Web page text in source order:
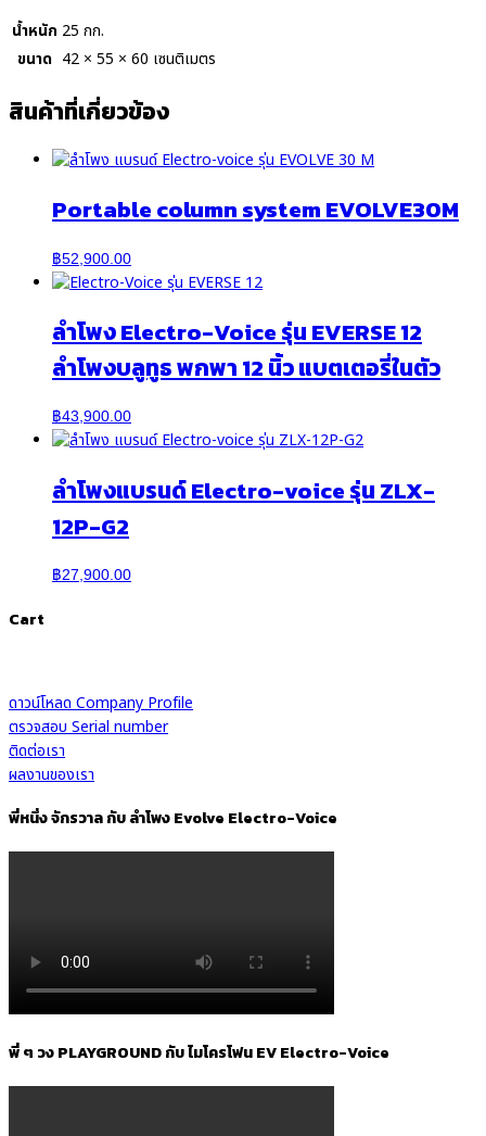
น้ำหนัก 25 กก.
ขนาด 42 × 55 × 60 เซนติเมตร
สินค้าที่เกี่ยวข้อง
Portable column system EVOLVE30M
฿52,900.00
ลำโพง Electro-Voice รุ่น EVERSE 12
ลำโพงบลูทูธ พกพา 12 นิ้ว แบตเตอรี่ในตัว
฿43,900.00
ลำโพงแบรนด์ Electro-voice รุ่น ZLX-
12P-G2
฿27,900.00
Cart
ดาวน์โหลด Company Profile
ตรวจสอบ Serial number
ติดต่อเรา
ผลงานของเรา
พี่หนึ่ง จักรวาล กับ ลำโพง Evolve Electro-Voice
พี่ ๆ วง PLAYGROUND กับ ไมโครโฟน EV Electro-Voice